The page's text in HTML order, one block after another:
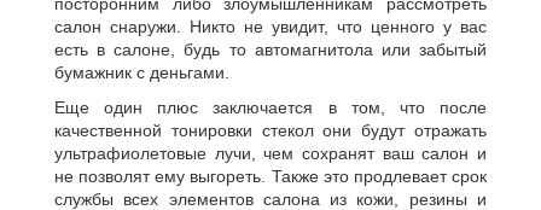
посторонним либо злоумышленникам рассмотреть
салон снаружи. Никто не увидит, что ценного у вас
есть в салоне, будь то автомагнитола или забытый
бумажник с деньгами.
Еще один плюс заключается в том, что после
качественной тонировки стекол они будут отражать
ультрафиолетовые лучи, чем сохранят ваш салон и
не позволят ему выгореть. Также это продлевает срок
службы всех элементов салона из кожи, резины и